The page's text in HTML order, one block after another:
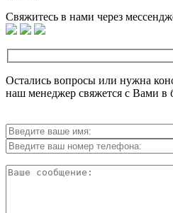
Свяжитесь в нами через
Остались вопросы или нужна
наш менеджер свяжется с Вами в